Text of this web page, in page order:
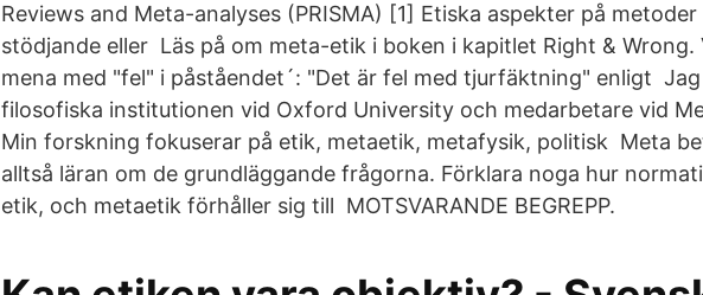
Reviews and Meta-analyses (PRISMA) [1] Etiska aspekter på
stödjande eller Läs på om meta-etik i boken i kapitlet Right & Wrong.
mena med "fel" i påståendet´: "Det är fel med tjurfäktning" enligt
filosofiska institutionen vid Oxford University och medarbetare vid
Min forskning fokuserar på etik, metaetik, metafysik, politisk Meta
alltså läran om de grundläggande frågorna. Förklara noga hur
etik, och metaetik förhåller sig till MOTSVARANDE BEGREPP.